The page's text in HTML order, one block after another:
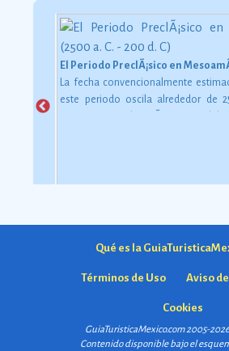
El Periodo PreclÃ¡sico en
La fecha convencionalmente
este periodo oscila alrededor de
Qué es la
Términos de Uso Aviso
Cookies
GuiaTuristicaMexico.com 2005-
Contenido disponible bajo el